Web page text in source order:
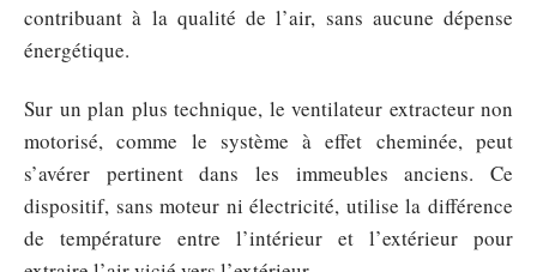
contribuant à la qualité de l’air, sans aucune dépense
énergétique.
Sur un plan plus technique, le ventilateur extracteur non
motorisé, comme le système à effet cheminée, peut
s’avérer pertinent dans les immeubles anciens. Ce
dispositif, sans moteur ni électricité, utilise la différence
de température entre l’intérieur et l’extérieur pour